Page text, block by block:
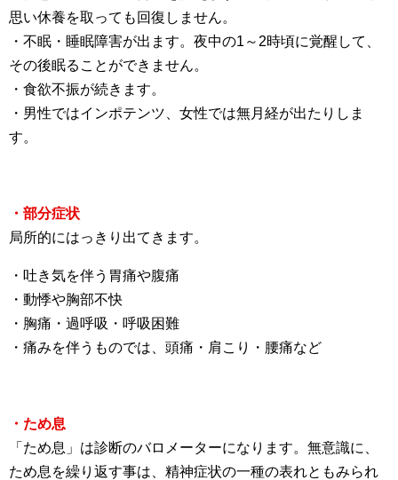
思い休養を取っても回復しません。
・不眠・睡眠障害が出ます。夜中の1～2時頃に覚醒して、
その後眠ることができません。
・食欲不振が続きます。
・男性ではインポテンツ、女性では無月経が出たりしま
す。
・部分症状
局所的にはっきり出てきます。
・吐き気を伴う胃痛や腹痛
・動悸や胸部不快
・胸痛・過呼吸・呼吸困難
・痛みを伴うものでは、頭痛・肩こり・腰痛など
・ため息
「ため息」は診断のバロメーターになります。無意識に、
ため息を繰り返す事は、精神症状の一種の表れともみられ